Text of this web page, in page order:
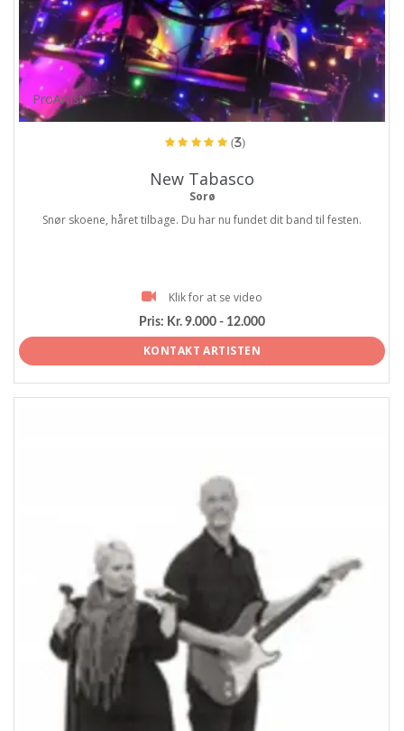
ProArtist
(3)
New Tabasco
Sorø
Snør skoene, håret tilbage. Du har nu fundet dit band til festen.
Klik for at se video
Pris: Kr. 9.000 - 12.000
KONTAKT ARTISTEN